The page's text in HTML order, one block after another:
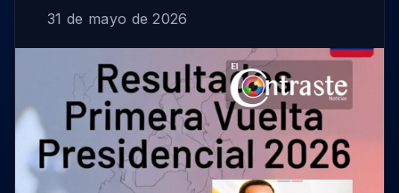
31 de mayo de 2026